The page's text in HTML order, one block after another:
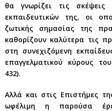
θα γνωρίζει τις
εκπαιδευτικών της, οι
ζωτικής σημασίας της
καθορίζουν καλύτερα τις
στη συνεχιζόμενη
επαγγελματικού κύρους
432).
Αλλά και στις Επιστήμες
ωφέλιμη η παρούσα